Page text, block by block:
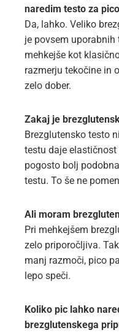
naredim testo za
Da, lahko. Veliko
je povsem
mehkejše kot
razmerju tekočine in
zelo dober.
Zakaj je
Brezglutensko testo
testu daje
pogosto bolj
testu. To še ne
Ali moram
Pri mehkejšem
zelo priporočljiva.
manj razmoči, pico
lepo speči.
Koliko pic lahko
brezglutenskega